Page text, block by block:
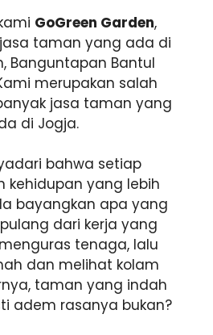
GoGreen Garden,
taman yang ada di
Banguntapan Bantul
merupakan salah
jasa taman yang
di Jogja.
bahwa setiap
kehidupan yang lebih
bayangkan apa yang
dari kerja yang
tenaga, lalu
dan melihat kolam
taman yang indah
adem rasanya bukan?